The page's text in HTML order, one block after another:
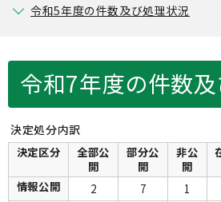
令和5年度の件数及び処理状況
令和7年度の件数
決定処分内訳
決定区分
全部公
開
部分公
開
非公
開
情報公開
2 7 1